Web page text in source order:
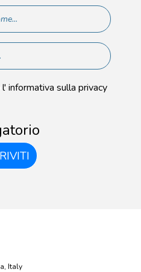
informativa sulla privacy
Italy